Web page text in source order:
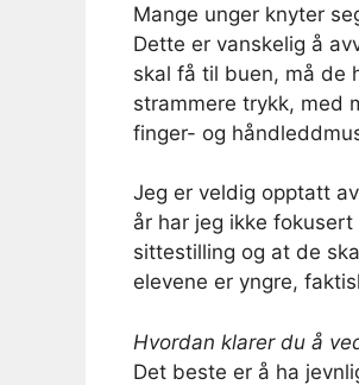
Mange unger knyter
Dette er vanskelig å
skal få til buen, må de
strammere trykk, med
finger- og
Jeg er veldig opptatt
år har jeg ikke
sittestilling og at de
elevene er yngre,
Hvordan klarer du å
Det beste er å ha